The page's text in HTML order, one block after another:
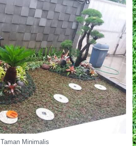
Taman Minimalis